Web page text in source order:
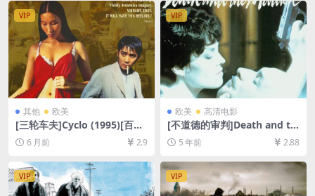
VIP
其他 欧美
[三轮车夫]Cyclo (1995)[百度
网盘+夸克网盘1080P超清未
删减资源][网盘在线播放/下
6 月前 2.9
VIP
欧美 高清电影
[不道德的审判]Death and th
e Maiden (1994)[百度网盘
+夸克网盘+迅雷云盘资源1080
英字幕]
5 年前 2.88
VIP VIP